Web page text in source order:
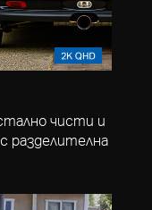
чисти и
разделителна